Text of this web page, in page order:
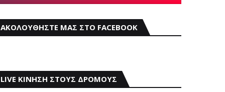
ΑΚΟΛΟΥΘΗΣΤΕ ΜΑΣ ΣΤΟ FACEBOOK
LIVE ΚΙΝΗΣΗ ΣΤΟΥΣ ΔΡΟΜΟΥΣ